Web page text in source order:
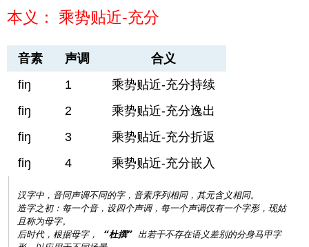
本义： 乘势贴近-充分
音素 声调
合义
fiŋ
1
乘势贴近-充分持续
fiŋ
2
乘势贴近-充分逸出
fiŋ
3
乘势贴近-充分折返
fiŋ
4 乘势贴近-充分嵌入
汉字中，音同声调不同的字，音素序列相同，其元含义相同。
造字之初：每一个音，设四个声调，每一个声调仅有一个字形，现姑
且称为母字。
后时代，根据母字， “杜撰” 出若干不存在语义差别的分身马甲字